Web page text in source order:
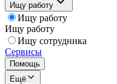
Ищу работу
Ищу работу
Ищу работу
Ищу сотрудника
Сервисы
Помощь
Ещё